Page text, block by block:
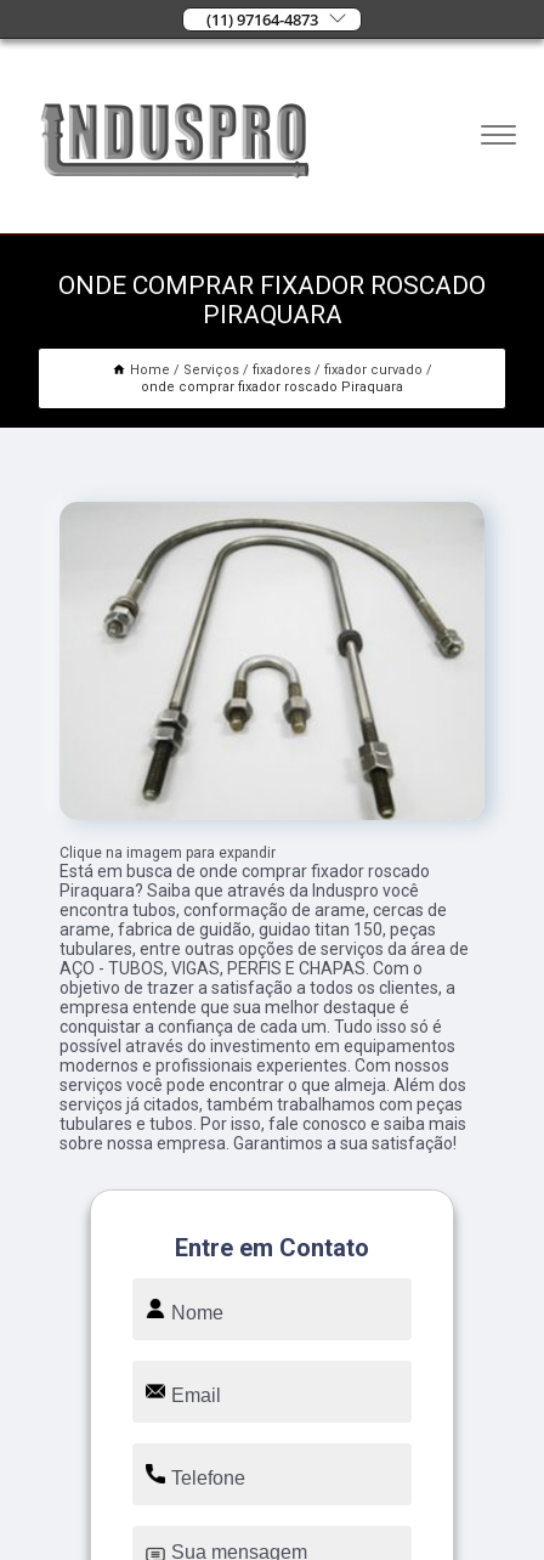
(11) 97164-4873
ONDE COMPRAR FIXADOR ROSCADO
PIRAQUARA
Home Serviços fixadores
fixador curvado
onde comprar fixador roscado Piraquara
Clique na imagem para expandir
Está em busca de onde comprar fixador roscado
Piraquara? Saiba que através da Induspro você
encontra tubos, conformação de arame, cercas de
arame, fabrica de guidão, guidao titan 150, peças
tubulares, entre outras opções de serviços da área de
AÇO - TUBOS, VIGAS, PERFIS E CHAPAS. Com o
objetivo de trazer a satisfação a todos os clientes, a
empresa entende que sua melhor destaque é
conquistar a confiança de cada um. Tudo isso só é
possível através do investimento em equipamentos
modernos e profissionais experientes. Com nossos
serviços você pode encontrar o que almeja. Além dos
serviços já citados, também trabalhamos com peças
tubulares e tubos. Por isso, fale conosco e saiba mais
sobre nossa empresa. Garantimos a sua satisfação!
Entre em Contato